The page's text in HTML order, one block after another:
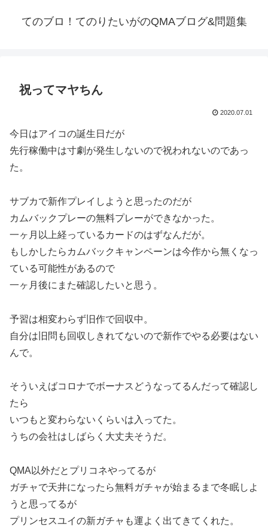
てのブロ！てのりたいがのQMAブログ&問題集
祝ってマヤちん
2020.07.01
今日はアイコの誕生日だが
先行稼働中は寸劇が発生しないので祝われないのであっ
た。
サブカで新作プレイしようと思ったのだが
カムバックプレーの無料プレーができなかった。
一ヶ月以上経っているカードのはずなんだが。
もしかしたらカムバックキャンペーンは今作から無くなっ
ている可能性があるので
一ヶ月後にまた確認したいと思う。
予習は相変わらず旧作で回収中。
自分は旧問も回収しきれてないので新作でやる必要はない
んで。
そういえばコロナでボーナスどうなってるんだって確認し
たら
いつもと変わらないくらいは入ってた。
うちの会社はしばらく大丈夫そうだ。
QMA以外だとプリコネやってるが
ガチャで天井になったら無料ガチャが始まるまで冬眠しよ
うと思ってるが
プリンセスユイの新ガチャも運よく出てきてくれた。